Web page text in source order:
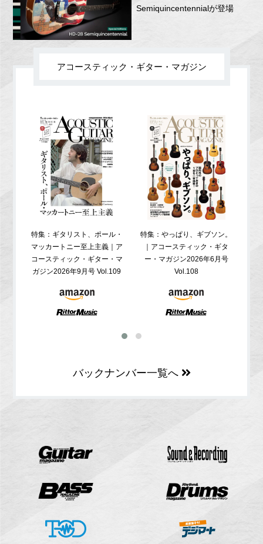
Semiquincentennialが登場
アコースティック・ギター・マガジン
特集：ギタリスト、ポール・
マッカートニー至上主義｜ア
コースティック・ギター・マ
ガジン2026年9月号 Vol.109
特集：やっぱり、ギブソン。
｜アコースティック・ギタ
ー・マガジン2026年6月号
Vol.108
バックナンバー一覧へ